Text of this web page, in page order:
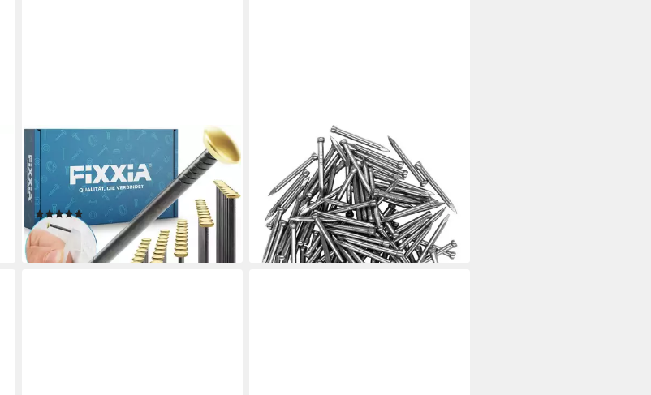
FIXXIA
Stahlnagel FIXXIA Stahlnägel 50er
Set Gold für Bilder und Betonwände
mit Halter
9,99 €
lieferbar - in 2-3 Werktagen bei dir
LUXUSKOLLEKTION
Stahlnagel Stahlnägel Sortiment
25mm verzinkt 100Stk
27,95 €
lieferbar - in 6-7 Werktagen bei dir